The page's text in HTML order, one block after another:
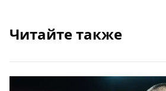
Читайте также